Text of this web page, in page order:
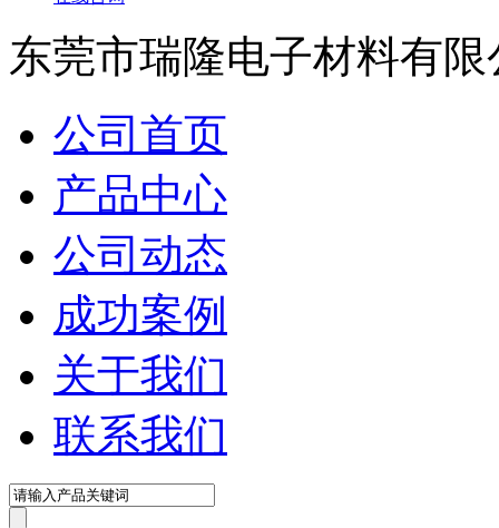
意见反馈
在线咨询
东莞市瑞隆电子材料有
公司首页
产品中心
公司动态
成功案例
关于我们
联系我们